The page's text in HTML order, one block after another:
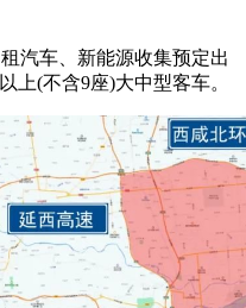
车、新能源收集预定出
上(不含9座)大中型客车。